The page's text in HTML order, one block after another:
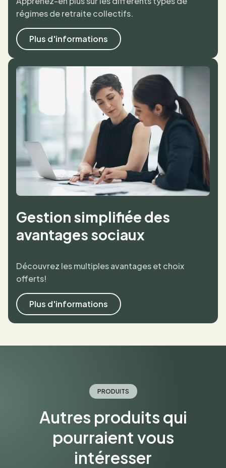
régimes de retraite collectifs.
Plus d'informations
Gestion simplifiée des
avantages sociaux
Découvrez les multiples avantages et choix
offerts!
Plus d'informations
PRODUITS
Autres produits qui
pourraient vous
intéresser